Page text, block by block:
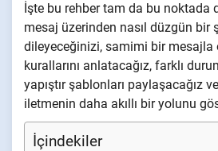
İşte bu rehber tam da bu noktada
mesaj üzerinden nasıl düzgün bir
dileyeceğinizi, samimi bir mesajla
kurallarını anlatacağız, farklı
yapıştır şablonları paylaşacağız
iletmenin daha akıllı bir yolunu
İçindekiler